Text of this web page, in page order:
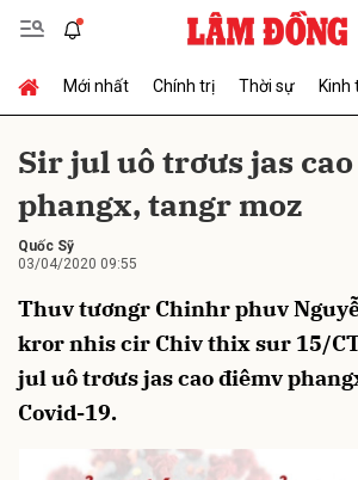
Mới nhất Chính trị Thời sự Kinh
Sir jul uô trơưs jas
phangx, tangr moz
Quốc Sỹ
03/04/2020 09:55
Thuv tươngr Chinhr phuv
kror nhis cir Chiv thix sur 15/
jul uô trơưs jas cao điêmv
Covid-19.
Gửi bình luận